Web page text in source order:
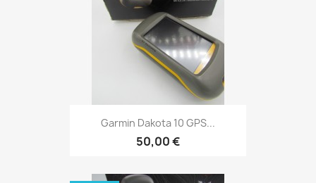
Aperçu rapide
Garmin Dakota 10 GPS...
50,00 €